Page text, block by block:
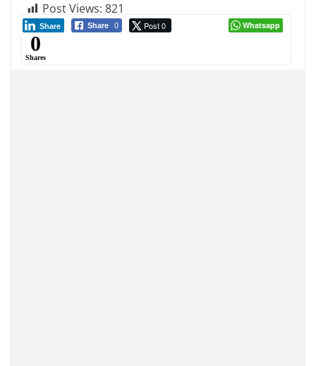
Post Views: 821
Share 0 Post 0
Share Whatsapp
0
Shares